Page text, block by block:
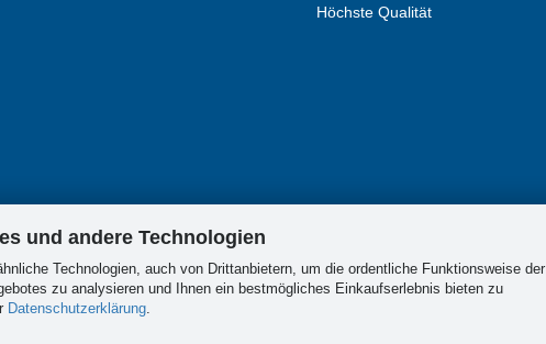
und andere Technologien
Technologien, auch von Drittanbietern, um die ordentliche Funktionsweise der
zu analysieren und Ihnen ein bestmögliches Einkaufserlebnis bieten zu
Datenschutzerklärung
Höchste Qualität